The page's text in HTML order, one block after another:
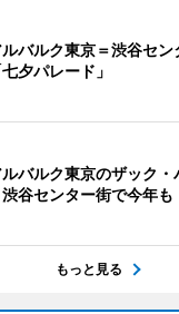
ルバルク東京＝渋谷セン
七夕パレード」
ルバルク東京のザック
渋谷センター街で今年も
もっと見る